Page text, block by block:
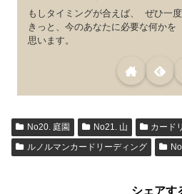
もしタイミングが合えば、 ぜひ一度
きっと、今のあなたに必要な何かを
思います。
No20. 庭園 No21. 山
カード
ルノルマンカードリーディング
シェアす